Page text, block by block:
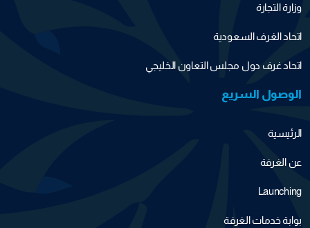
وزارة التجارة
اتحاد الغرف السعودية
اتحاد غرف دول مجلس التعاون الخليجي
الوصول السريع
الرئيسية
عن الغرفة
Launching
بوابة خدمات الغرفة